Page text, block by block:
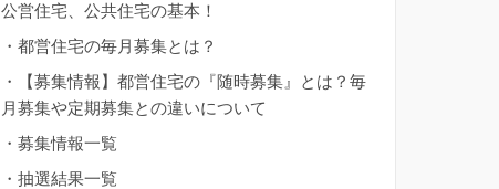
公営住宅、公共住宅の基本！
・都営住宅の毎月募集とは？
・
【募集情報】都営住宅の『随時募集』とは？毎
月募集や定期募集との違いについて
・募集情報一覧
・抽選結果一覧